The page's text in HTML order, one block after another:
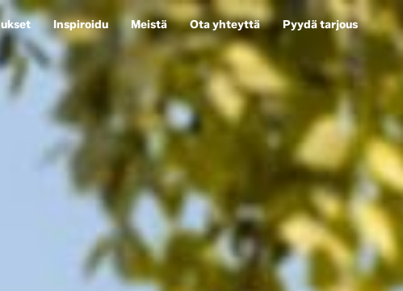
Inspiroidu Meistä Ota yhteyttä Pyydä tarjous